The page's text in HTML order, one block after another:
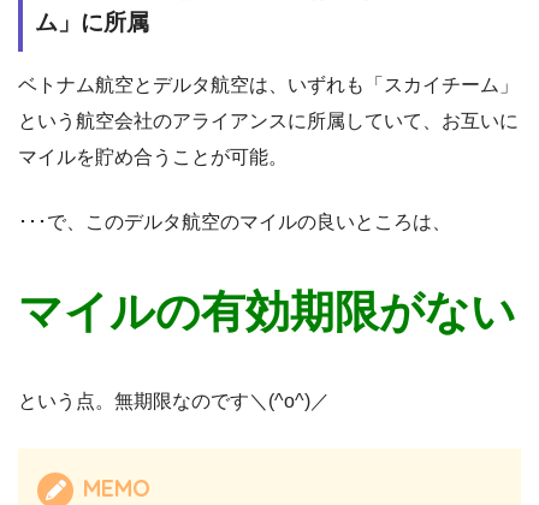
ム」に所属
ベトナム航空とデルタ航空は、いずれも「スカイチーム」
という航空会社のアライアンスに所属していて、お互いに
マイルを貯め合うことが可能。
･･･で、このデルタ航空のマイルの良いところは、
マイルの有効期限がない
という点。無期限なのです＼(^o^)／
MEMO